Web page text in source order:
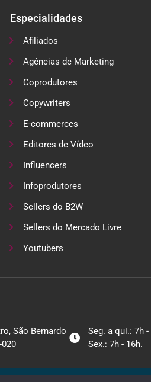
Especialidades
Afiliados
Agências de Marketing
Coprodutores
Copywriters
E-commerces
Editores de Vídeo
Influencers
Infoprodutores
Sellers do B2W
Sellers do Mercado Livre
Youtubers
São Bernardo
020
Seg. a qui.: 7h -
Sex.: 7h - 16h.